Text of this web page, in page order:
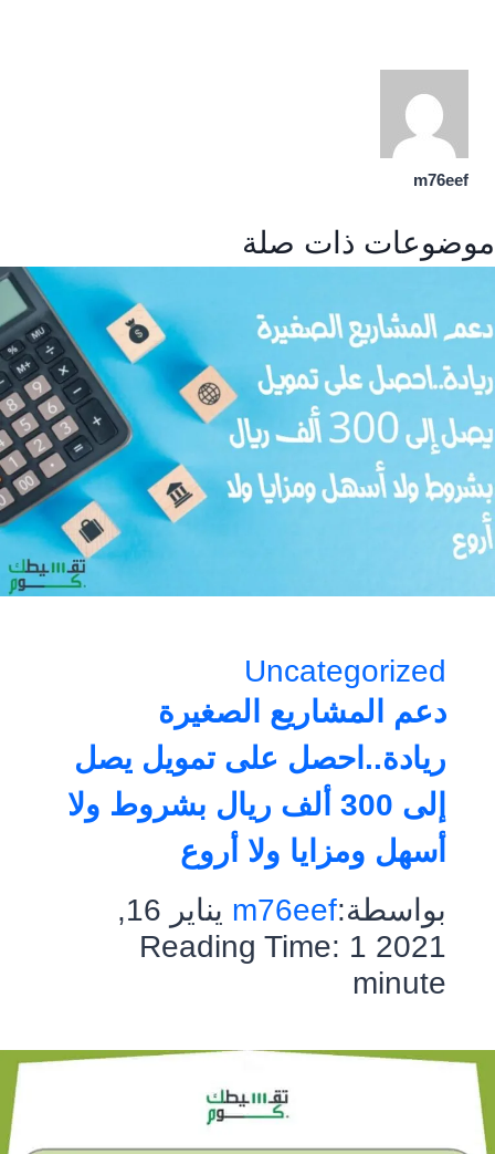
m76eef
موضوعات ذات صلة
Uncategorized
دعم المشاريع الصغيرة
ريادة..احصل على تمويل يصل
إلى 300 ألف ريال بشروط ولا
أسهل ومزايا ولا أروع
بواسطة:m76eef
يناير 16,
2021
Reading Time: 1
minute